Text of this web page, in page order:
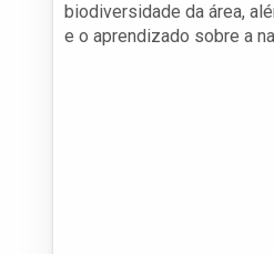
biodiversidade da área,
e o aprendizado sobre a